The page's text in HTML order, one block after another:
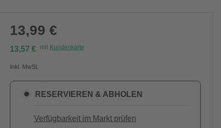
13,99 €
13,57 € mit Kundenkarte
Inkl. MwSt.
RESERVIEREN & ABHOLEN
Verfügbarkeit im Markt prüfen